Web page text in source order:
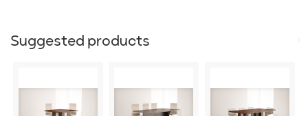
Suggested products